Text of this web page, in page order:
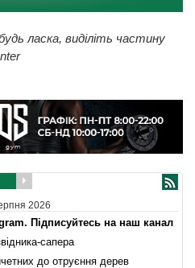
ласка, виділіть частину
2026
Підписуйтесь на наш канал
сапера
до отруєння дерев